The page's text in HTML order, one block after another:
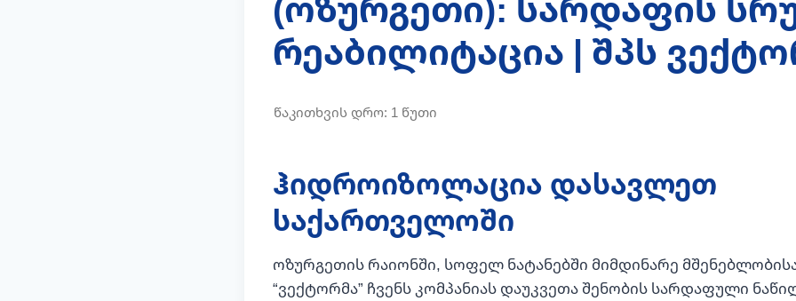
რეაბილიტაცია | შპს
ჰიდროიზოლაცია დასავლეთ
საქართველოში
ოზურგეთის რაიონში, სოფელ ნატანებში მიმდინარე
“ვექტორმა” ჩვენს კომპანიას დაუკვეთა შენობის სარდაფული